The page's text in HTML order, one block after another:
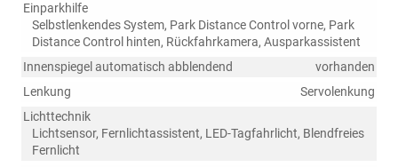
Einparkhilfe
Selbstlenkendes System, Park Distance Control vorne, Park
Distance Control hinten, Rückfahrkamera, Ausparkassistent
Innenspiegel automatisch abblendend
vorhanden
Lenkung
Servolenkung
Lichttechnik
Lichtsensor, Fernlichtassistent, LED-Tagfahrlicht, Blendfreies
Fernlicht